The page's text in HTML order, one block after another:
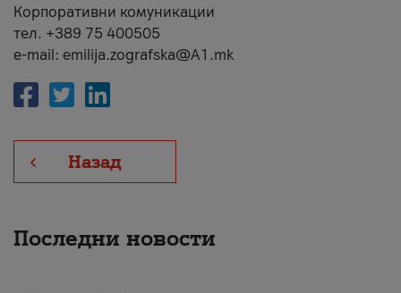
Корпоративни комуникации
тел. +389 75 400505
e-mail: emilija.zografska@A1.mk
Назад
Последни новости